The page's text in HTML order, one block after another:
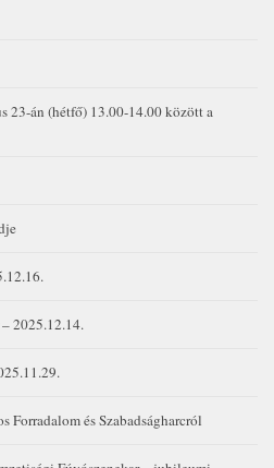
23-án (hétfő) 13.00-14.00 között a
2025.12.14.
Forradalom és Szabadságharcról